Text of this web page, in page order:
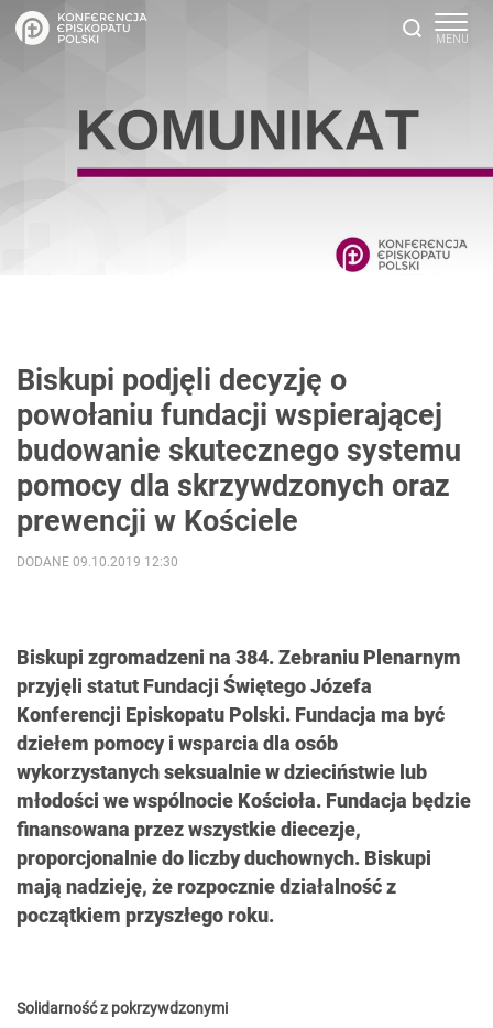
Biskupi podjęli decyzję o
powołaniu fundacji wspierającej
budowanie skutecznego systemu
pomocy dla skrzywdzonych oraz
prewencji w Kościele
Biskupi zgromadzeni na 384. Zebraniu Plenarnym
przyjęli statut Fundacji Świętego Józefa
Konferencji Episkopatu Polski. Fundacja ma być
dziełem pomocy i wsparcia dla osób
wykorzystanych seksualnie w dzieciństwie lub
młodości we wspólnocie Kościoła. Fundacja będzie
finansowana przez wszystkie diecezje,
proporcjonalnie do liczby duchownych. Biskupi
mają nadzieję, że rozpocznie działalność z
początkiem przyszłego roku.
DODANE 09.10.2019 12:30
Solidarność z pokrzywdzonymi